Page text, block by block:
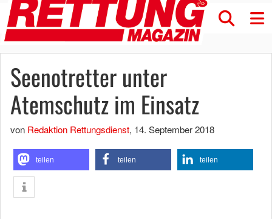
Seenotretter unter
Atemschutz im Einsatz
von Redaktion Rettungsdienst, 14. September 2018
teilen teilen teilen